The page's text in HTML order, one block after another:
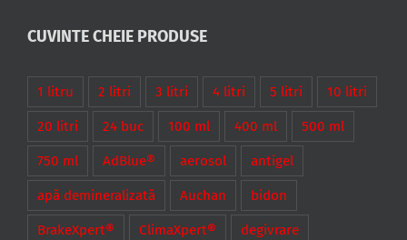
CUVINTE CHEIE PRODUSE
1 litru 2 litri 3 litri 4 litri 5 litri 10 litri
20 litri 24 buc 100 ml 400 ml 500 ml
750 ml AdBlue® aerosol antigel
apă demineralizată Auchan bidon
BrakeXpert® ClimaXpert® degivrare